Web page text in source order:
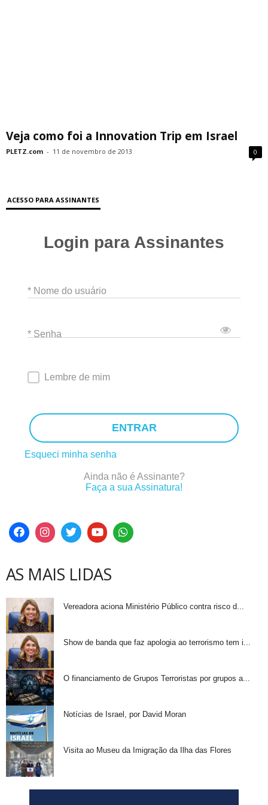
Veja como foi a Innovation Trip em Israel
PLETZ.com - 11 de novembro de 2013 0
ACESSO PARA ASSINANTES
Login para Assinantes
* Nome do usuário
* Senha
Lembre de mim
ENTRAR
Esqueci minha senha
Ainda não é Assinante?
Faça a sua Assinatura!
AS MAIS LIDAS
Vereadora aciona Ministério Público contra risco d...
Show de banda que faz apologia ao terrorismo tem i...
O financiamento de Grupos Terroristas por grupos a...
Notícias de Israel, por David Moran
Visita ao Museu da Imigração da Ilha das Flores